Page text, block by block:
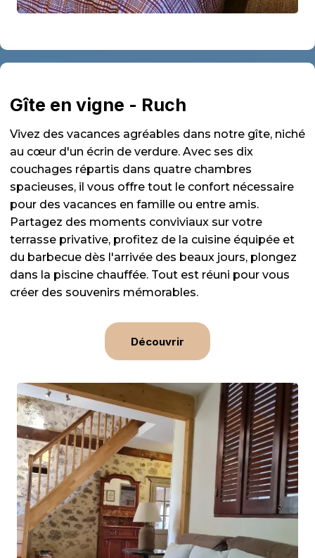
Gîte en vigne - Ruch
Vivez des vacances agréables dans notre gîte, niché
au cœur d'un écrin de verdure. Avec ses dix
couchages répartis dans quatre chambres
spacieuses, il vous offre tout le confort nécessaire
pour des vacances en famille ou entre amis.
Partagez des moments conviviaux sur votre
terrasse privative, profitez de la cuisine équipée et
du barbecue dès l'arrivée des beaux jours, plongez
dans la piscine chauffée. Tout est réuni pour vous
créer des souvenirs mémorables.
Découvrir